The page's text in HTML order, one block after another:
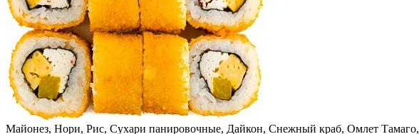
Майонез, Нори, Рис, Сухари панировочные, Дайкон, Снежный краб, Омлет Тамаго,